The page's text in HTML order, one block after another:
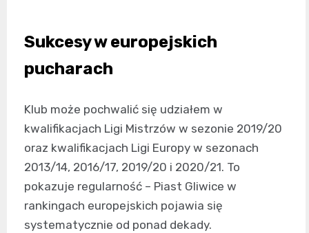
Sukcesy w europejskich
pucharach
Klub może pochwalić się udziałem w
kwalifikacjach Ligi Mistrzów w sezonie 2019/20
oraz kwalifikacjach Ligi Europy w sezonach
2013/14, 2016/17, 2019/20 i 2020/21. To
pokazuje regularność – Piast Gliwice w
rankingach europejskich pojawia się
systematycznie od ponad dekady.